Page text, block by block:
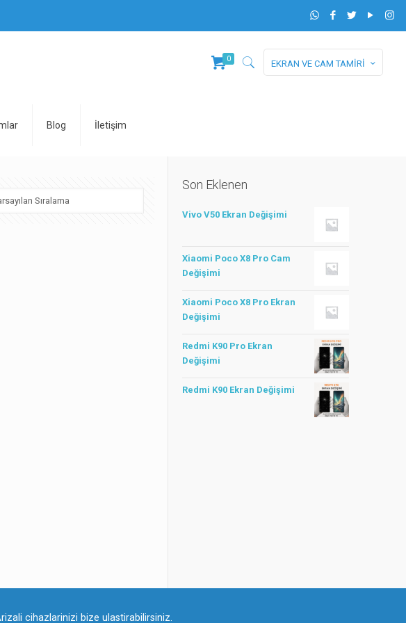
Blog İletişim
0 EKRAN VE CAM TAMİRİ
Son Eklenen
Vivo V50 Ekran Değişimi
Xiaomi Poco X8 Pro Cam
Değişimi
Xiaomi Poco X8 Pro Ekran
Değişimi
Redmi K90 Pro Ekran
Değişimi
Redmi K90 Ekran Değişimi
cihazlarinizi bize ulastirabilirsiniz.